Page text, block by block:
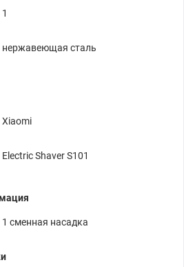
1
нержавеющая сталь
Xiaomi
Electric Shaver S101
1 сменная насадка